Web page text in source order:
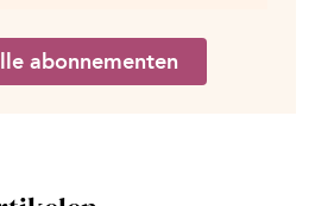
abonnementen